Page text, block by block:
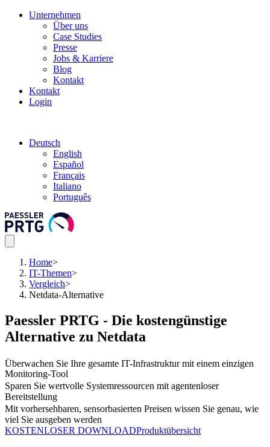
Unternehmen
Über uns
Case Studies
Presse
Jobs & Karriere
Blog
Kontakt
Kontakt
Login
Deutsch
English
Español
Français
Italiano
Português
Home>
IT-Themen>
Vergleich>
Netdata-Alternative
Paessler PRTG - Die kostengünstige
Alternative zu Netdata
Überwachen Sie Ihre gesamte IT-Infrastruktur mit einem einzigen
Monitoring-Tool
Sparen Sie wertvolle Systemressourcen mit agentenloser
Bereitstellung
Mit vorhersehbaren, sensorbasierten Preisen wissen Sie genau, wie
viel Sie ausgeben werden
KOSTENLOSER DOWNLOADProduktübersicht